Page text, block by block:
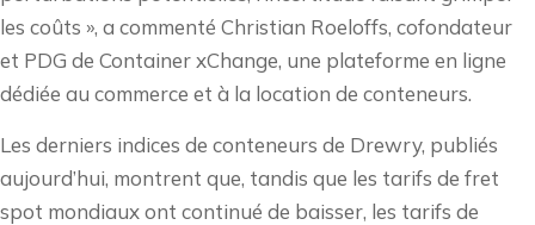
les coûts », a commenté Christian Roeloffs, cofondateur
et PDG de Container xChange, une plateforme en ligne
dédiée au commerce et à la location de conteneurs.
Les derniers indices de conteneurs de Drewry, publiés
aujourd’hui, montrent que, tandis que les tarifs de fret
spot mondiaux ont continué de baisser, les tarifs de